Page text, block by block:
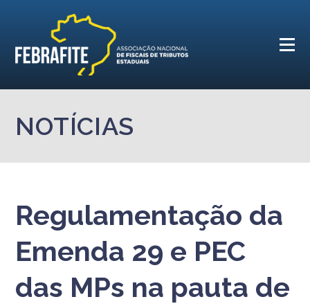
NOTÍCIAS
Regulamentação da
Emenda 29 e PEC
das MPs na pauta de